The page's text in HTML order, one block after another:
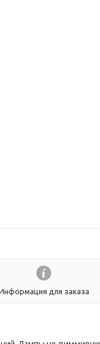
для заказа